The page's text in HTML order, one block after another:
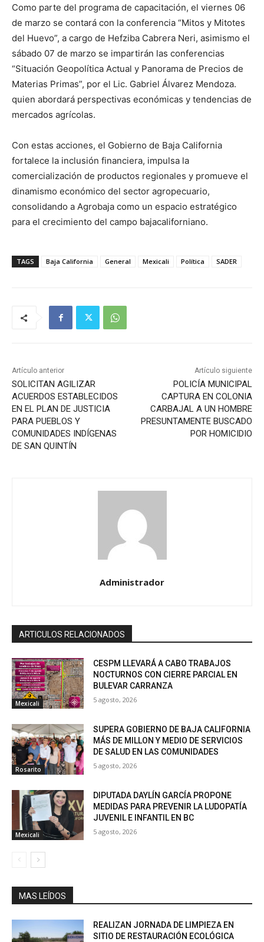
Como parte del programa de capacitación, el viernes 06
de marzo se contará con la conferencia “Mitos y Mitotes
del Huevo”, a cargo de Hefziba Cabrera Neri, asimismo el
sábado 07 de marzo se impartirán las conferencias
“Situación Geopolítica Actual y Panorama de Precios de
Materias Primas”, por el Lic. Gabriel Álvarez Mendoza.
quien abordará perspectivas económicas y tendencias de
mercados agrícolas.
Con estas acciones, el Gobierno de Baja California
fortalece la inclusión financiera, impulsa la
comercialización de productos regionales y promueve el
dinamismo económico del sector agropecuario,
consolidando a Agrobaja como un espacio estratégico
para el crecimiento del campo bajacaliforniano.
TAGS Baja California General Mexicali Política SADER
Artículo anterior
SOLICITAN AGILIZAR
ACUERDOS ESTABLECIDOS
EN EL PLAN DE JUSTICIA
PARA PUEBLOS Y
COMUNIDADES INDÍGENAS
DE SAN QUINTÍN
Artículo siguiente
POLICÍA MUNICIPAL
CAPTURA EN COLONIA
CARBAJAL A UN HOMBRE
PRESUNTAMENTE BUSCADO
POR HOMICIDIO
Administrador
ARTICULOS RELACIONADOS
Mexicali
CESPM LLEVARÁ A CABO TRABAJOS
NOCTURNOS CON CIERRE PARCIAL EN
BULEVAR CARRANZA
5 agosto, 2026
Rosarito
SUPERA GOBIERNO DE BAJA CALIFORNIA
MÁS DE MILLON Y MEDIO DE SERVICIOS
DE SALUD EN LAS COMUNIDADES
5 agosto, 2026
Mexicali
DIPUTADA DAYLÍN GARCÍA PROPONE
MEDIDAS PARA PREVENIR LA LUDOPATÍA
JUVENIL E INFANTIL EN BC
5 agosto, 2026
MAS LEÍDOS
REALIZAN JORNADA DE LIMPIEZA EN
SITIO DE RESTAURACIÓN ECOLÓGICA